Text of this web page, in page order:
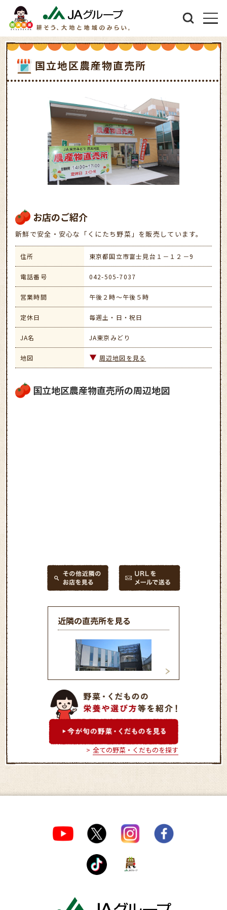
国立地区農産物直売所
お店のご紹介
新鮮で安全・安心な「くにたち野菜」を販売しています。
住所 東京都国立市富士見台１－１２－9
電話番号 042-505-7037
営業時間 午後２時～午後５時
定休日 毎週土・日・祝日
JA名 JA東京みどり
地図 周辺地図を見る
国立地区農産物直売所の周辺地図
近隣の直売所を見る
マインズショップ多磨店 府中特産品直売所
全ての野菜・くだものを探す